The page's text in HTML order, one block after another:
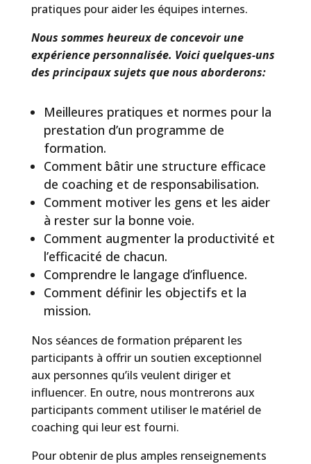
pratiques pour aider les équipes internes.
Nous sommes heureux de concevoir une
expérience personnalisée. Voici quelques-uns
des principaux sujets que nous aborderons:
Meilleures pratiques et normes pour la
prestation d’un programme de
formation.
Comment bâtir une structure efficace
de coaching et de responsabilisation.
Comment motiver les gens et les aider
à rester sur la bonne voie.
Comment augmenter la productivité et
l’efficacité de chacun.
Comprendre le langage d’influence.
Comment définir les objectifs et la
mission.
Nos séances de formation préparent les
participants à offrir un soutien exceptionnel
aux personnes qu’ils veulent diriger et
influencer. En outre, nous montrerons aux
participants comment utiliser le matériel de
coaching qui leur est fourni.
Pour obtenir de plus amples renseignements